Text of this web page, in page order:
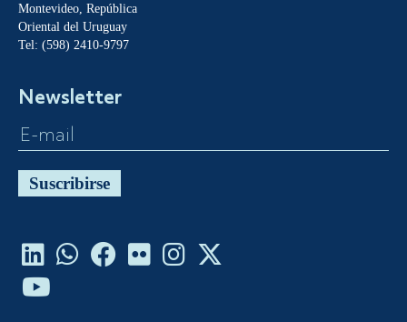
Montevideo, República
Oriental del Uruguay
Tel: (598) 2410-9797
Newsletter
Suscribirse